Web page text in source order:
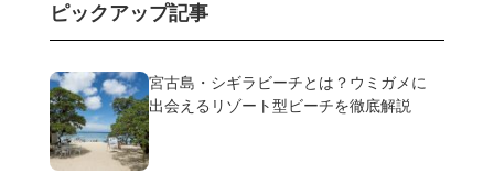
ピックアップ記事
宮古島・シギラビーチとは？ウミガメに
出会えるリゾート型ビーチを徹底解説